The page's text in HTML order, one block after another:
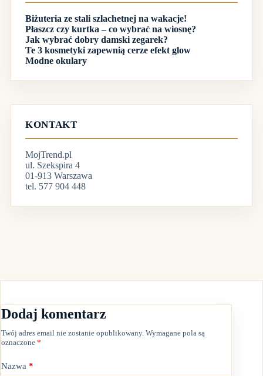
Biżuteria ze stali szlachetnej na wakacje!
Płaszcz czy kurtka – co wybrać na wiosnę?
Jak wybrać dobry damski zegarek?
Te 3 kosmetyki zapewnią cerze efekt glow
Modne okulary
KONTAKT
MojTrend.pl
ul. Szekspira 4
01-913 Warszawa
tel. 577 904 448
Dodaj komentarz
Twój adres email nie zostanie opublikowany. Wymagane pola są
oznaczone *
Nazwa *